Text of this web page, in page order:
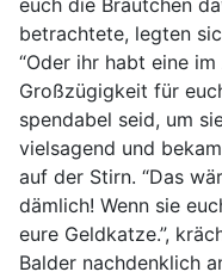
euch die Bräutchen
betrachtete, legten
“Oder ihr habt eine
Großzügigkeit für
spendabel seid, um
vielsagend und
auf der Stirn. “Das
dämlich! Wenn sie
eure Geldkatze.”,
Balder nachdenklich